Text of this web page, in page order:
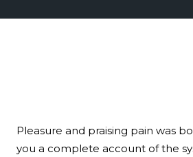
Pleasure and praising pain was
you a complete account of the